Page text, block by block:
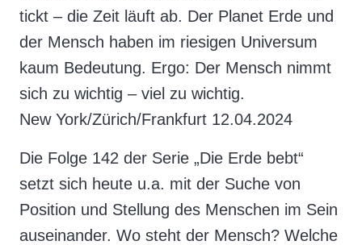
tickt – die Zeit läuft ab. Der Planet Erde und
der Mensch haben im riesigen Universum
kaum Bedeutung. Ergo: Der Mensch nimmt
sich zu wichtig – viel zu wichtig.
New York/Zürich/Frankfurt 12.04.2024
Die Folge 142 der Serie „Die Erde bebt“
setzt sich heute u.a. mit der Suche von
Position und Stellung des Menschen im Sein
auseinander. Wo steht der Mensch? Welche